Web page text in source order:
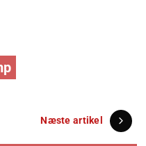
Næste artikel